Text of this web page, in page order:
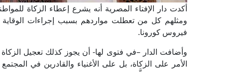
أكدت دار الإفتاء المصرية أنه يشرع إعطاء الزكاة
ومثلهم كل من تعطلت مواردهم بسبب إجراءات الوقاية
فيروس كورونا.
وأضافت الدار –في فتوى لها- أن يجوز كذلك تعجيل
الأمر على الزكاة، بل على الأغنياء والقادرين في